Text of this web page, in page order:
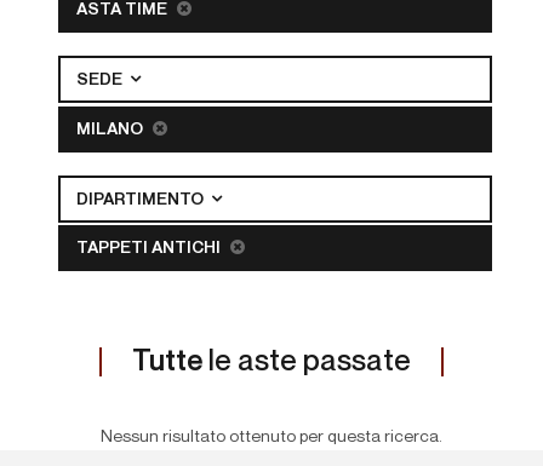
ASTA TIME
SEDE
MILANO
DIPARTIMENTO
TAPPETI ANTICHI
Tutte le aste passate
Nessun risultato ottenuto per questa ricerca.